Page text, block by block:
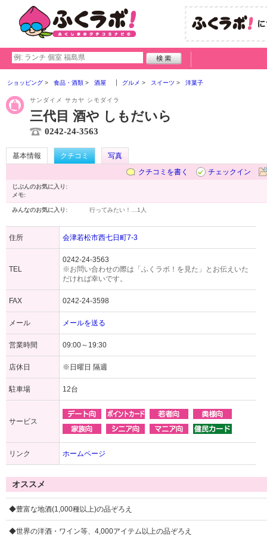
ショッピング 食品・酒類 酒屋 グルメ スイーツ 洋菓子
サンダイメ サカヤ シモダイラ
三代目 酒や しもだいら
0242-24-3563
基本情報 クチコミ
写真
クチコミを書く
チェックイン
じぶんのお気に入り:
メモ:
みんなのお気に入り: 行ってみたい！… 1人
住所 会津若松市西七日町7-3
TEL
0242-24-3563
※お問い合わせの際は「ふくラボ！を見た」とお伝えいた
だければ幸いです。
FAX 0242-24-3598
メール メールを送る
営業時間 09:00～19:30
店休日 ※日曜日 隔週
駐車場 12台
サービス
リンク ホームページ
オススメ
◆豊富な地酒(1,000種以上)の品ぞろえ
◆世界の洋酒・ワイン等、4,000アイテム以上の品ぞろえ